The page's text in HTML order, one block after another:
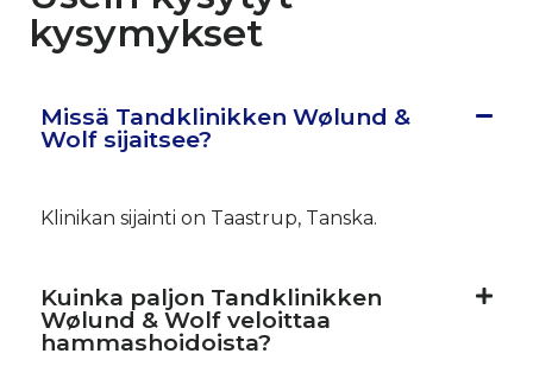
kysymykset
Missä Tandklinikken Wølund &
Wolf sijaitsee?
Klinikan sijainti on Taastrup, Tanska.
Kuinka paljon Tandklinikken
Wølund & Wolf veloittaa
hammashoidoista?